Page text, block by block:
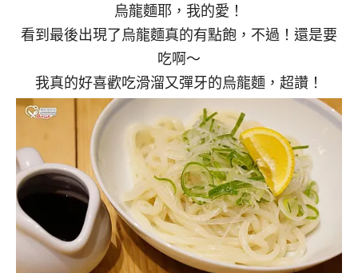
烏龍麵耶，我的愛！
看到最後出現了烏龍麵真的有點飽，不過！還是要
吃啊～
我真的好喜歡吃滑溜又彈牙的烏龍麵，超讚！